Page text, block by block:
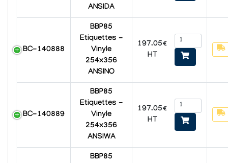
ANSIDA
BC-140888
BBP85
Etiquettes -
Vinyle
254x356
ANSINO
197.05€
HT
BC-140889
BBP85
Etiquettes -
Vinyle
254x356
ANSIWA
197.05€
HT
BBP85